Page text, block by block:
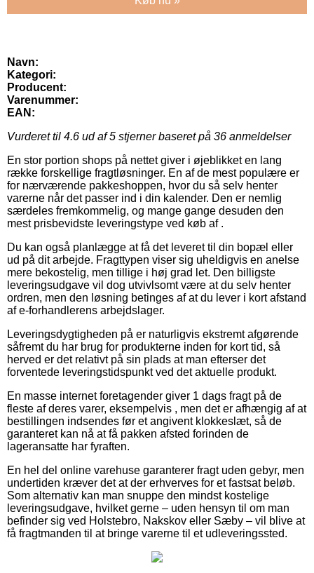
Navn:
Kategori:
Producent:
Varenummer:
EAN:
Vurderet til 4.6 ud af 5 stjerner baseret på 36 anmeldelser
En stor portion shops på nettet giver i øjeblikket en lang
række forskellige fragtløsninger. En af de mest populære er
for nærværende pakkeshoppen, hvor du så selv henter
varerne når det passer ind i din kalender. Den er nemlig
særdeles fremkommelig, og mange gange desuden den
mest prisbevidste leveringstype ved køb af .
Du kan også planlægge at få det leveret til din bopæl eller
ud på dit arbejde. Fragttypen viser sig uheldigvis en anelse
mere bekostelig, men tillige i høj grad let. Den billigste
leveringsudgave vil dog utvivlsomt være at du selv henter
ordren, men den løsning betinges af at du lever i kort afstand
af e-forhandlerens arbejdslager.
Leveringsdygtigheden på er naturligvis ekstremt afgørende
såfremt du har brug for produkterne inden for kort tid, så
herved er det relativt på sin plads at man efterser det
forventede leveringstidspunkt ved det aktuelle produkt.
En masse internet foretagender giver 1 dags fragt på de
fleste af deres varer, eksempelvis , men det er afhængig af at
bestillingen indsendes før et angivent klokkeslæt, så de
garanteret kan nå at få pakken afsted forinden de
lageransatte har fyraften.
En hel del online varehuse garanterer fragt uden gebyr, men
undertiden kræver det at der erhverves for et fastsat beløb.
Som alternativ kan man snuppe den mindst kostelige
leveringsudgave, hvilket gerne – uden hensyn til om man
befinder sig ved Holstebro, Nakskov eller Sæby – vil blive at
få fragtmanden til at bringe varerne til et udleveringssted.